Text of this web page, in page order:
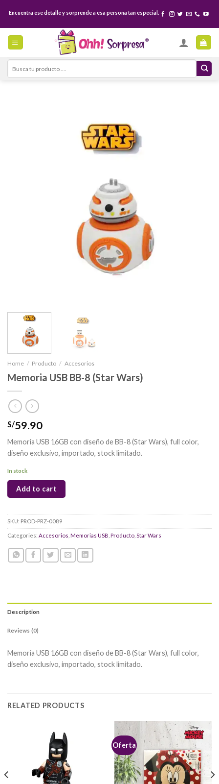
content
Encuentra ese detalle y sorprende a esa persona tan especial.
Search
for:
Home / Producto / Accesorios
Memoria USB BB-8 (Star Wars)
S/59.90
Memoria USB 16GB con diseño de BB-8 (Star Wars), full color,
diseño exclusivo, importado, stock limitado.
In stock
Add to cart
SKU: PROD-PRZ-0089
Categories: Accesorios Memorias USB Producto Star Wars
Description
Reviews (0)
Memoria USB 16GB con diseño de BB-8 (Star Wars), full color,
diseño exclusivo, importado, stock limitado.
RELATED PRODUCTS
Oferta